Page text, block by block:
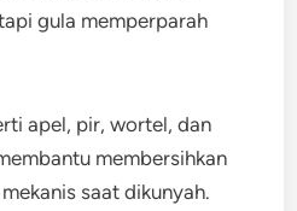
gula memperparah
apel, pir, wortel, dan
membersihkan
saat dikunyah.